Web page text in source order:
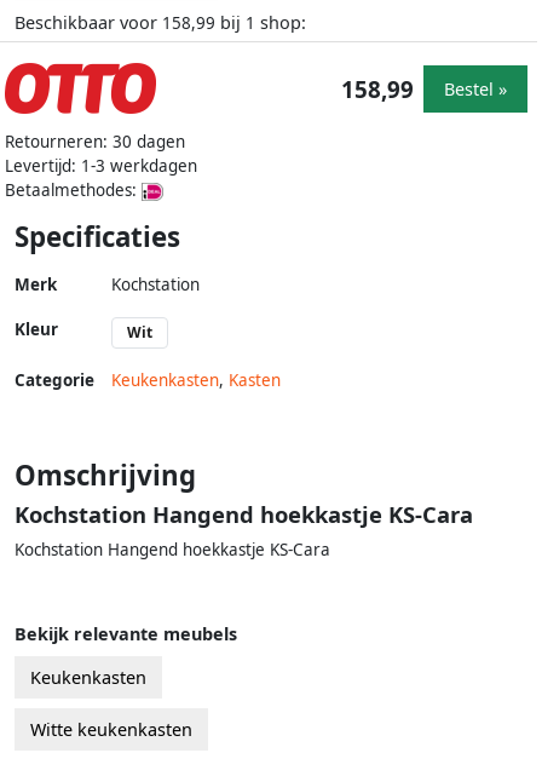
Beschikbaar voor 158,99 bij 1 shop:
Retourneren: 30 dagen
Levertijd: 1-3 werkdagen
Betaalmethodes:
158,99 Bestel »
Specificaties
Merk Kochstation
Kleur Wit
Categorie Keukenkasten, Kasten
Omschrijving
Kochstation Hangend hoekkastje KS-Cara
Kochstation Hangend hoekkastje KS-Cara
Bekijk relevante meubels
Keukenkasten
Witte keukenkasten